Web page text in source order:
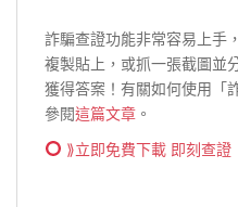
詐騙查證功能非常容易上手
複製貼上，或抓一張截圖並
獲得答案！有關如何使用「
參閱這篇文章 。
⟫立即免費下載 即刻查證